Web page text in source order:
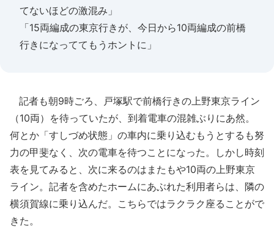
てないほどの激混み」
「15両編成の東京行きが、今日から10両編成の前橋
行きになっててもうホントに」
記者も朝9時ごろ、戸塚駅で前橋行きの上野東京ライン
（10両）を待っていたが、到着電車の混雑ぶりにあ然。
何とか「すしづめ状態」の車内に乗り込むもうとするも努
力の甲斐なく、次の電車を待つことになった。しかし時刻
表を見てみると、次に来るのはまたもや10両の上野東京
ライン。記者を含めたホームにあぶれた利用者らは、隣の
横須賀線に乗り込んだ。こちらではラクラク座ることがで
きた。